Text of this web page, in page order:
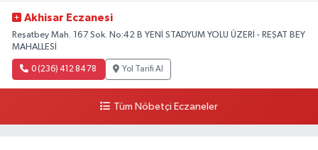
Akhisar Eczanesi
Reşatbey Mah. 167 Sok. No:42 B YENİ STADYUM YOLU ÜZERİ - REŞAT BEY
MAHALLESİ
0 (236) 412 84 78 Yol Tarifi Al
Tüm Nöbetçi Eczaneler